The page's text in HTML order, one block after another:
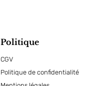
Politique
CGV
Politique de confidentialité